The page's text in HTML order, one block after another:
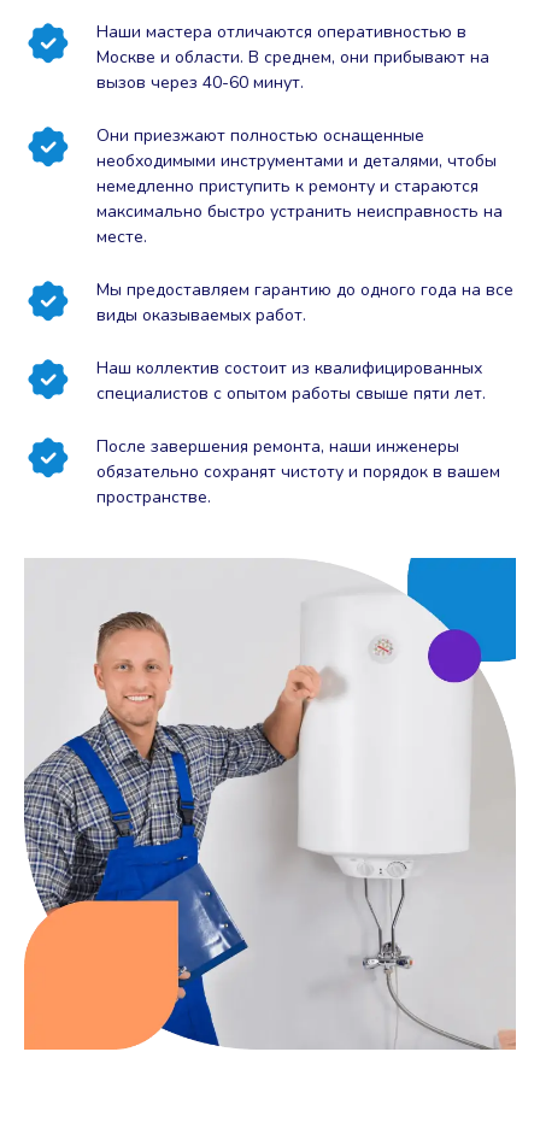
Наши мастера отличаются оперативностью в
Москве и области. В среднем, они прибывают на
вызов через 40-60 минут.
Они приезжают полностью оснащенные
необходимыми инструментами и деталями, чтобы
немедленно приступить к ремонту и стараются
максимально быстро устранить неисправность на
месте.
Мы предоставляем гарантию до одного года на все
виды оказываемых работ.
Наш коллектив состоит из квалифицированных
специалистов с опытом работы свыше пяти лет.
После завершения ремонта, наши инженеры
обязательно сохранят чистоту и порядок в вашем
пространстве.